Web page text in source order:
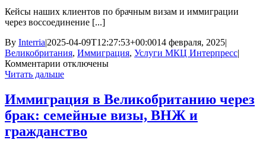
Кейсы наших клиентов по брачным визам и иммиграции
через воссоединение [...]
By Interria|2025-04-09T12:27:53+00:0014 февраля, 2025|
Великобритания, Иммиграция, Услуги МКЦ Интерпресс|
Комментарии к
записи
против
системы:
апелляция
отключены
Читать дальше
Иммиграция в Великобританию через
брак: семейные визы, ВНЖ и
гражданство